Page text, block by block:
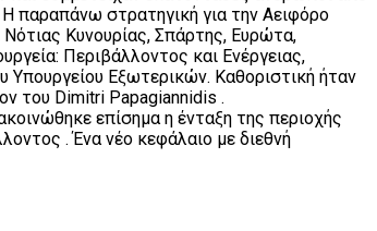
παραπάνω στρατηγική για την Αειφόρο
Κυνουρίας, Σπάρτης, Ευρώτα,
Περιβάλλοντος και Ενέργειας,
Υπουργείου Εξωτερικών. Καθοριστική ήταν
του Dimitri Papagiannidis .
επίσημα η ένταξη της περιοχής
. Ένα νέο κεφάλαιο με διεθνή